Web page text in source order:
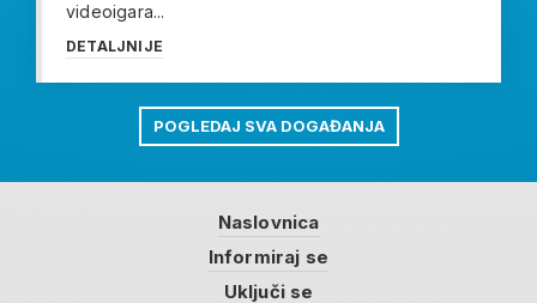
videoigara...
DETALJNIJE
POGLEDAJ SVA DOGAĐANJA
Naslovnica
Informiraj se
Uključi se